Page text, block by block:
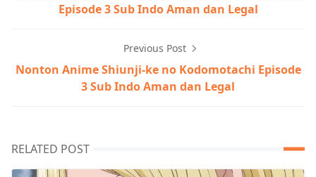
Episode 3 Sub Indo Aman dan Legal
Previous Post
Nonton Anime Shiunji-ke no Kodomotachi Episode
3 Sub Indo Aman dan Legal
RELATED POST